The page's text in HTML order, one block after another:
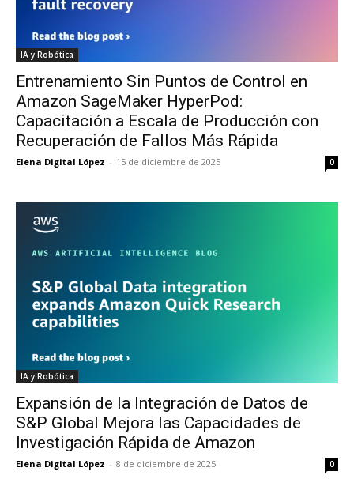
IA y Robótica
Entrenamiento Sin Puntos de Control en
Amazon SageMaker HyperPod:
Capacitación a Escala de Producción con
Recuperación de Fallos Más Rápida
Elena Digital López - 15 de diciembre de 2025 0
IA y Robótica
Expansión de la Integración de Datos de
S&P Global Mejora las Capacidades de
Investigación Rápida de Amazon
Elena Digital López - 8 de diciembre de 2025 0